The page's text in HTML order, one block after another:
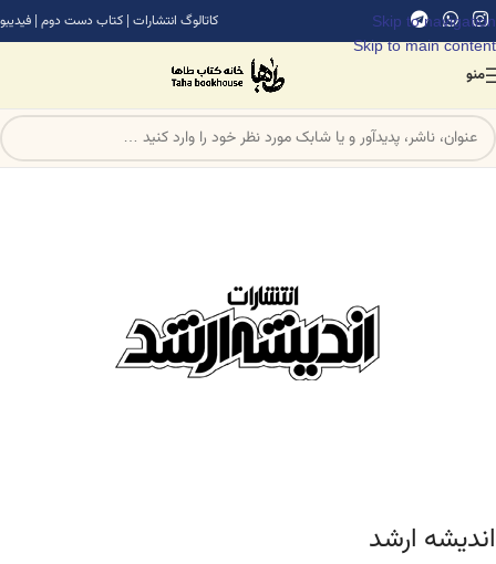
Skip to navigation
Skip to main content
کاتالوگ انتشارات | کتاب دست دوم | فیدیبو
منو
اندیشه ارشد